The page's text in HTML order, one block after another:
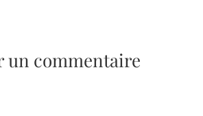
un commentaire